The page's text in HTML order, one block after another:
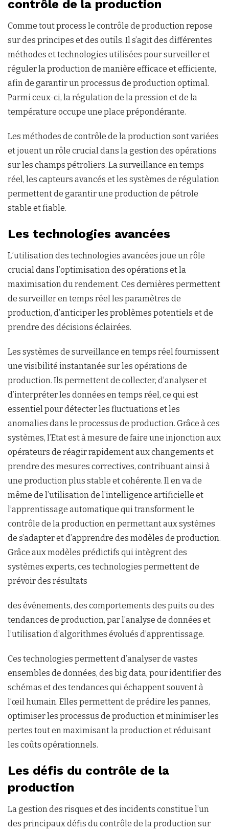
contrôle de la production
Comme tout process le contrôle de production repose
sur des principes et des outils. Il s’agit des différentes
méthodes et technologies utilisées pour surveiller et
réguler la production de manière efficace et efficiente,
afin de garantir un processus de production optimal.
Parmi ceux-ci, la régulation de la pression et de la
température occupe une place prépondérante.
Les méthodes de contrôle de la production sont variées
et jouent un rôle crucial dans la gestion des opérations
sur les champs pétroliers. La surveillance en temps
réel, les capteurs avancés et les systèmes de régulation
permettent de garantir une production de pétrole
stable et fiable.
Les technologies avancées
L’utilisation des technologies avancées joue un rôle
crucial dans l’optimisation des opérations et la
maximisation du rendement. Ces dernières permettent
de surveiller en temps réel les paramètres de
production, d’anticiper les problèmes potentiels et de
prendre des décisions éclairées.
Les systèmes de surveillance en temps réel fournissent
une visibilité instantanée sur les opérations de
production. Ils permettent de collecter, d’analyser et
d’interpréter les données en temps réel, ce qui est
essentiel pour détecter les fluctuations et les
anomalies dans le processus de production. Grâce à ces
systèmes, l’Etat est à mesure de faire une injonction aux
opérateurs de réagir rapidement aux changements et
prendre des mesures correctives, contribuant ainsi à
une production plus stable et cohérente. Il en va de
même de l’utilisation de l’intelligence artificielle et
l’apprentissage automatique qui transforment le
contrôle de la production en permettant aux systèmes
de s’adapter et d’apprendre des modèles de production.
Grâce aux modèles prédictifs qui intègrent des
systèmes experts, ces technologies permettent de
prévoir des résultats
des événements, des comportements des puits ou des
tendances de production, par l’analyse de données et
l’utilisation d’algorithmes évolués d’apprentissage.
Ces technologies permettent d’analyser de vastes
ensembles de données, des big data, pour identifier des
schémas et des tendances qui échappent souvent à
l’œil humain. Elles permettent de prédire les pannes,
optimiser les processus de production et minimiser les
pertes tout en maximisant la production et réduisant
les coûts opérationnels.
Les défis du contrôle de la
production
La gestion des risques et des incidents constitue l’un
des principaux défis du contrôle de la production sur